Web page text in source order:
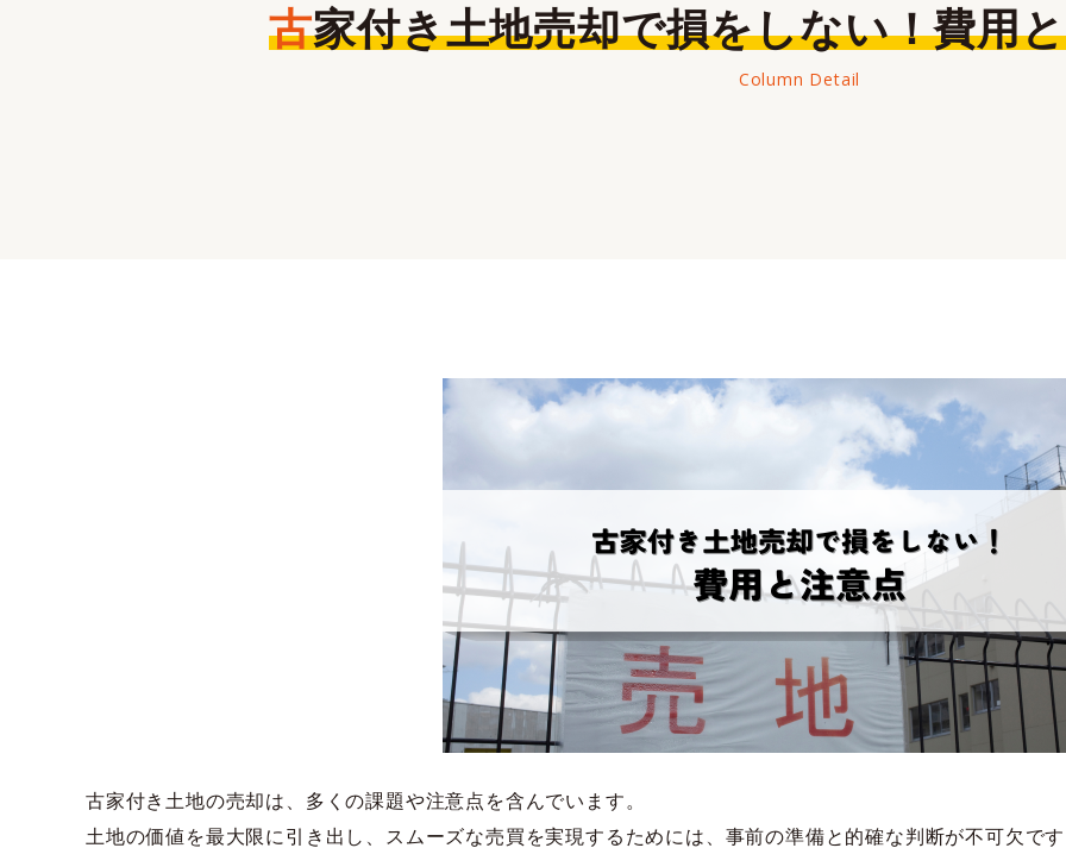
古家付き土地売却で損をしない！費用
Column Detail
古家付き土地の売却は、多くの課題や注意点を含んでいます。
土地の価値を最大限に引き出し、スムーズな売買を実現するためには、事前の準備と的確な判断が不可欠で